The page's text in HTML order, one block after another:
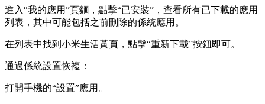
進入“我的應用”頁麵，點擊“已安裝”，查看所有已下載的應用
列表，其中可能包括之前刪除的係統應用。
在列表中找到小米生活黃頁，點擊“重新下載”按鈕即可。
通過係統設置恢複：
打開手機的“設置”應用。